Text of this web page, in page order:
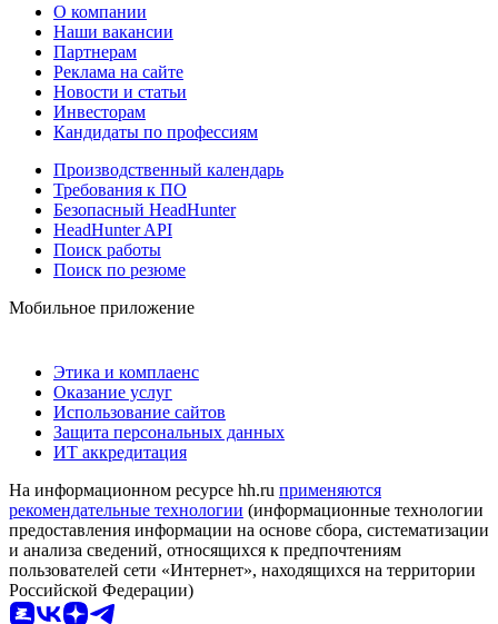
О компании
Наши вакансии
Партнерам
Реклама на сайте
Новости и статьи
Инвесторам
Кандидаты по профессиям
Производственный календарь
Требования к ПО
Безопасный HeadHunter
HeadHunter API
Поиск работы
Поиск по резюме
Мобильное приложение
Этика и комплаенс
Оказание услуг
Использование сайтов
Защита персональных данных
ИТ аккредитация
На информационном ресурсе hh.ru применяются
рекомендательные технологии (информационные технологии
предоставления информации на основе сбора, систематизации
и анализа сведений, относящихся к предпочтениям
пользователей сети «Интернет», находящихся на территории
Российской Федерации)